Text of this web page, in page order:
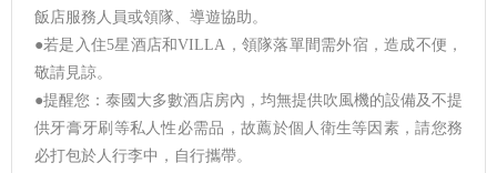
飯店服務人員或領隊、導遊協助。
●若是入住5星酒店和VILLA，領隊落單間需外宿，造成不便，
敬請見諒。
●提醒您：泰國大多數酒店房內，均無提供吹風機的設備及不提
供牙膏牙刷等私人性必需品，故薦於個人衛生等因素，請您務
必打包於人行李中，自行攜帶。